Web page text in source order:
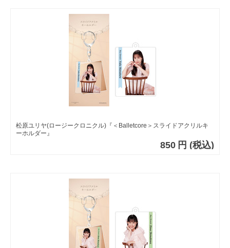
松原ユリヤ(ロージークロニクル)『＜Balletcore＞スライドアクリルキ
ーホルダー』
850 円 (税込)